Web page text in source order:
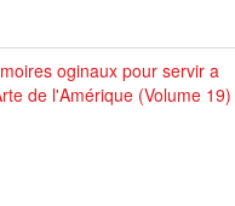
oginaux pour servir a
de l'Amérique (Volume 19)